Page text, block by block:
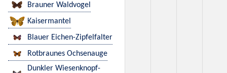
Brauner Waldvogel
Kaisermantel
Blauer Eichen-Zipfelfalter
Rotbraunes Ochsenauge
Dunkler Wiesenknopf-